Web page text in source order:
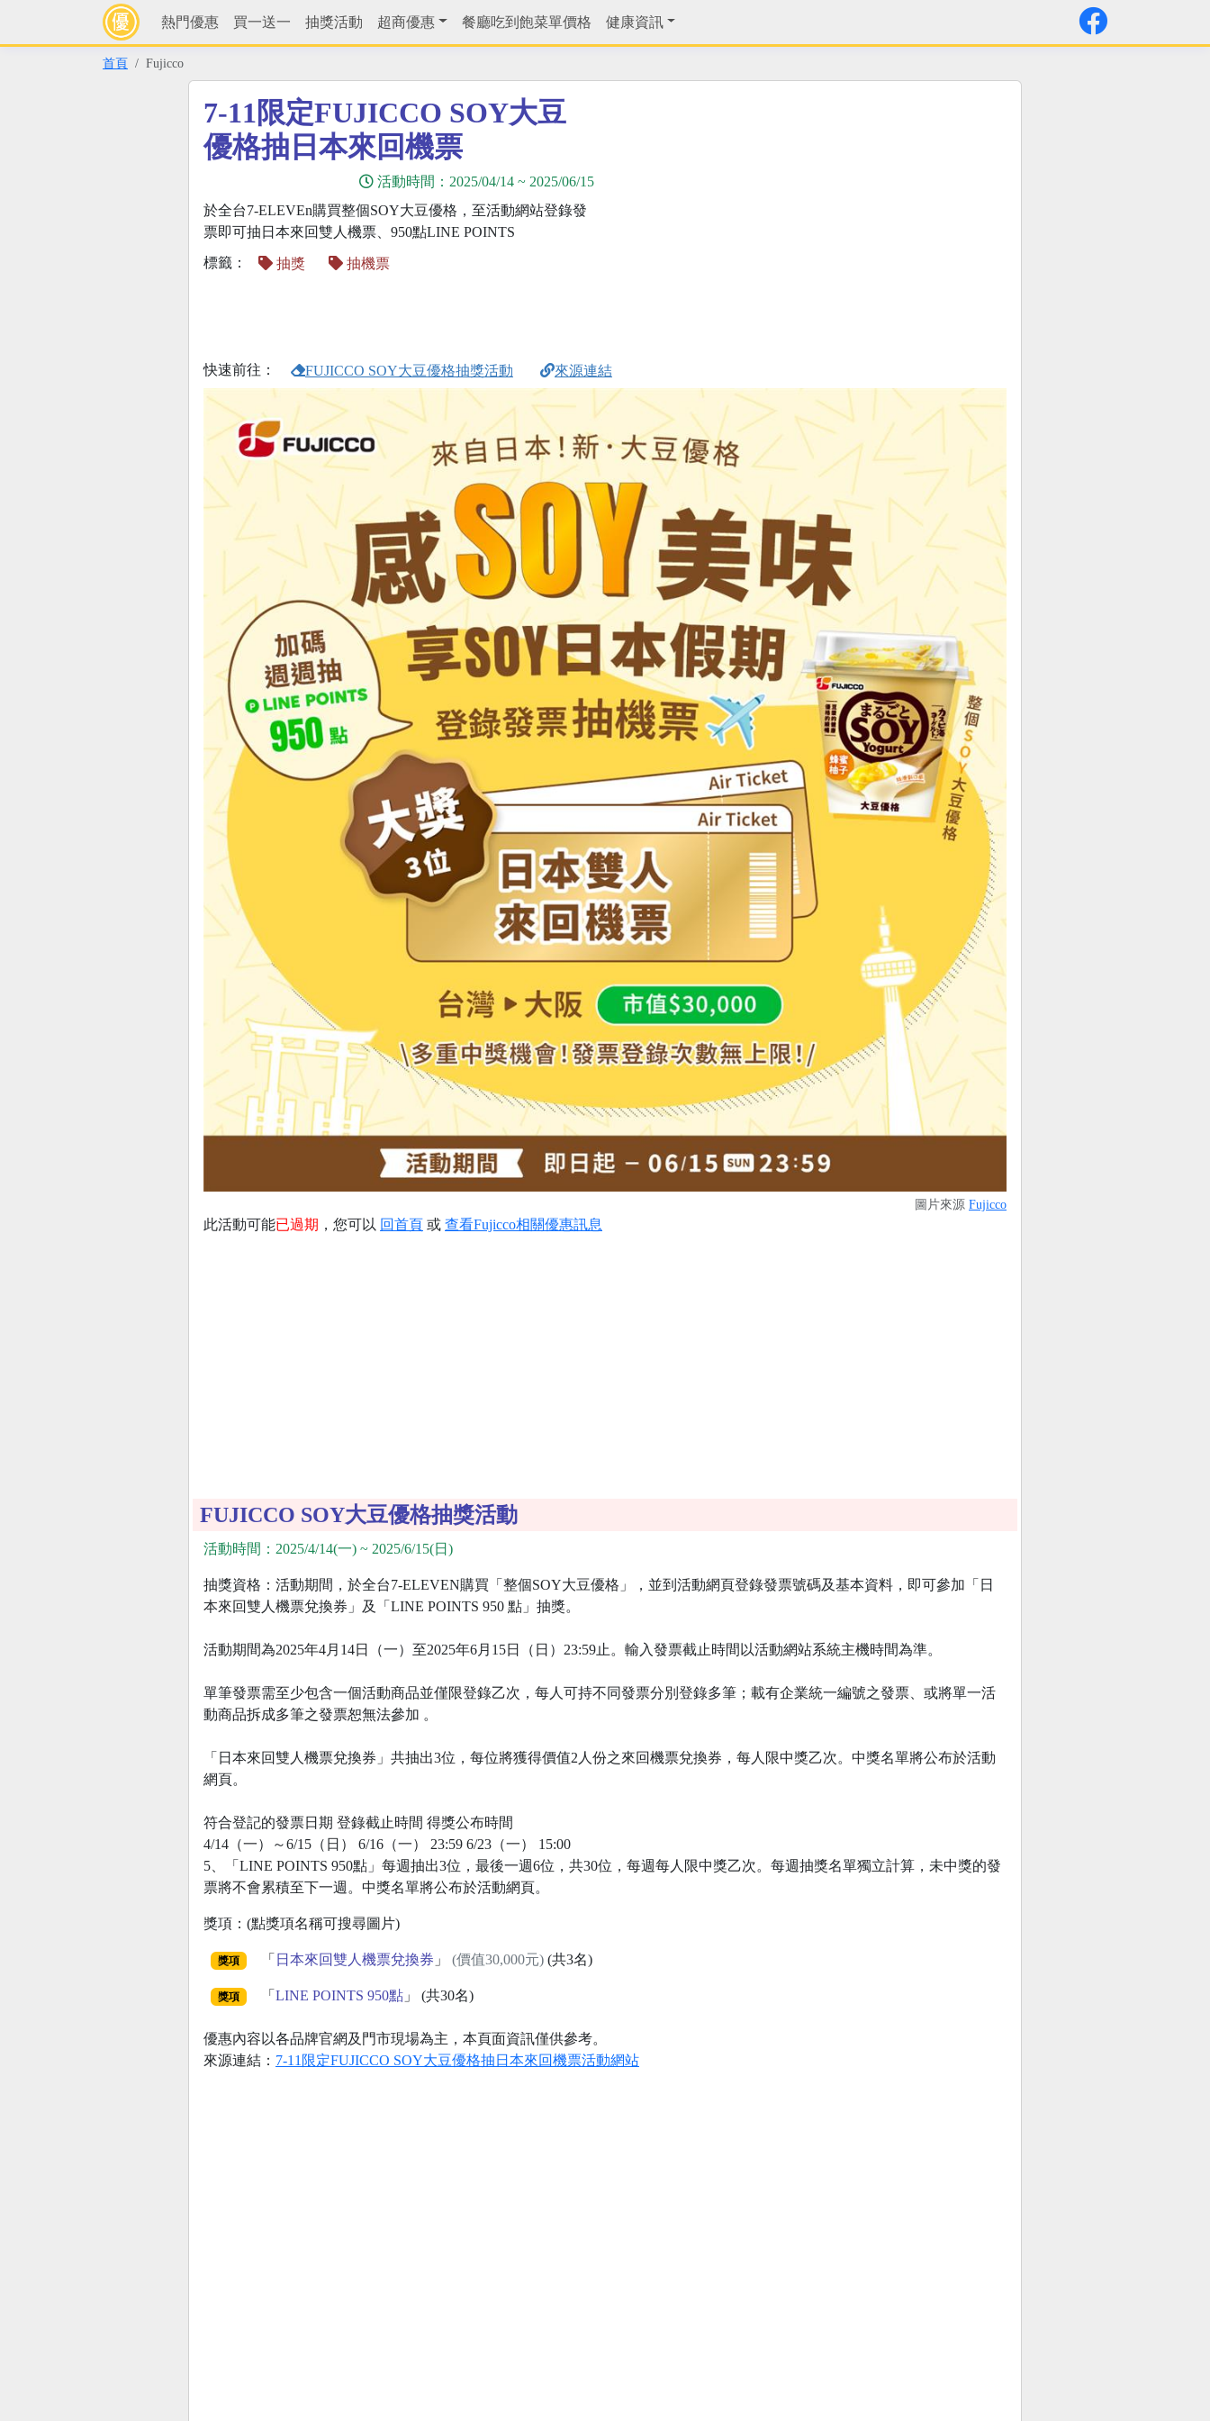
熱門優惠 買一送一 抽獎活動 超商優惠 餐廳吃到飽菜單價格 健康資訊
首頁 Fujicco
7-11限定FUJICCO SOY大豆
優格抽日本來回機票
活動時間： 2025/04/14 ~ 2025/06/15
於全台7-ELEVEn購買整個SOY大豆優格，至活動網站登錄發
票即可抽日本來回雙人機票、950點LINE POINTS
標籤：
抽獎 抽機票
快速前往： FUJICCO SOY大豆優格抽獎活動 來源連結
圖片來源 Fujicco
此活動可能已過期 ，您可以 回首頁 或 查看Fujicco相關優惠訊息
FUJICCO SOY大豆優格抽獎活動
活動時間：2025/4/14(一) ~ 2025/6/15(日)
抽獎資格：活動期間，於全台7-ELEVEN購買「整個SOY大豆優格」，並到活動網頁登錄發票號碼及基本資料，即可參加「日
本來回雙人機票兌換券」及「LINE POINTS 950 點」抽獎。
活動期間為2025年4月14日（一）至2025年6月15日（日）23:59止。輸入發票截止時間以活動網站系統主機時間為準。
單筆發票需至少包含一個活動商品並僅限登錄乙次，每人可持不同發票分別登錄多筆；載有企業統一編號之發票、或將單一活
動商品拆成多筆之發票恕無法參加 。
「日本來回雙人機票兌換券」共抽出3位，每位將獲得價值2人份之來回機票兌換券，每人限中獎乙次。中獎名單將公布於活動
網頁。
符合登記的發票日期 登錄截止時間 得獎公布時間
4/14（一）～6/15（日） 6/16（一） 23:59 6/23（一） 15:00
5、「LINE POINTS 950點」每週抽出3位，最後一週6位，共30位，每週每人限中獎乙次。每週抽獎名單獨立計算，未中獎的發
票將不會累積至下一週。中獎名單將公布於活動網頁。
獎項：(點獎項名稱可搜尋圖片)
獎項 「 日本來回雙人機票兌換券 」 (價值30,000元)(共3名)
獎項 「 LINE POINTS 950點」 (共30名)
優惠內容以各品牌官網及門市現場為主，本頁面資訊僅供參考。
來源連結： 7-11限定FUJICCO SOY大豆優格抽日本來回機票活動網站